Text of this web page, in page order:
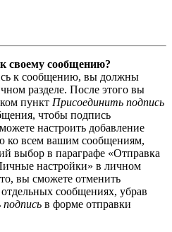
своему сообщению?
к сообщению, вы должны
разделе. После этого вы
пункт Присоединить подпись
чтобы подпись
настроить добавление
ко всем вашим сообщениям,
выбор в параграфе «Отправка
настройки» в личном
вы сможете отменить
сообщениях, убрав
в форме отправки